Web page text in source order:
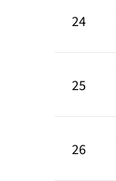
24
25
26